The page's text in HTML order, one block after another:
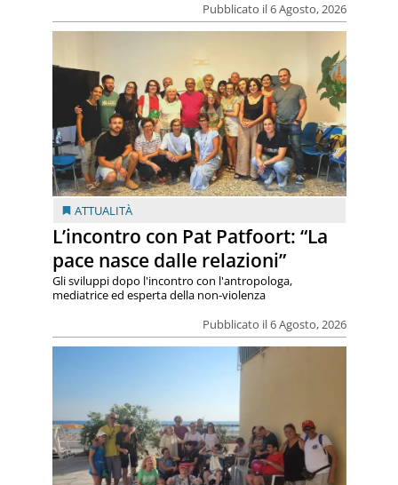
Pubblicato il 6 Agosto, 2026
ATTUALITÀ
L’incontro con Pat Patfoort: “La
pace nasce dalle relazioni”
Pubblicato il 6 Agosto, 2026
Gli sviluppi dopo l'incontro con l'antropologa,
mediatrice ed esperta della non-violenza